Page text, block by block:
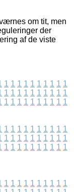
om tit, men
der
af de viste
1 1 1 1 1 1 1 1 1 1
1 1 1 1 1 1 1 1 1 1
1 1 1 1 1 1 1 1 1 1
1 1 1 1 1 1 1 1 1 1
1 1 1 1 1 1 1 1 1 1
1 1 1 1 1 1 1 1 1 1
1 1 1 1 1 1 1 1 1 1